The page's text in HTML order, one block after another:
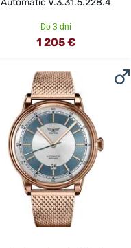
Do 3 dní
1 205 €